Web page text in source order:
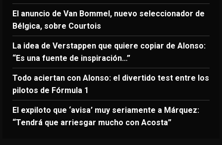
El anuncio de Van Bommel, nuevo seleccionador de
Bélgica, sobre Courtois
La idea de Verstappen que quiere copiar de Alonso:
“Es una fuente de inspiración…”
Todo aciertan con Alonso: el divertido test entre los
pilotos de Fórmula 1
El expiloto que ‘avisa’ muy seriamente a Márquez:
“Tendrá que arriesgar mucho con Acosta”